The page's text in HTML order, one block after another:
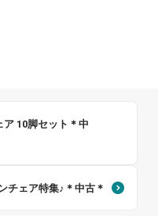
10脚セット＊中
チェア特集♪＊中古＊